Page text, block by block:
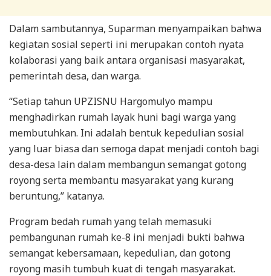
Dalam sambutannya, Suparman menyampaikan bahwa
kegiatan sosial seperti ini merupakan contoh nyata
kolaborasi yang baik antara organisasi masyarakat,
pemerintah desa, dan warga.
“Setiap tahun UPZISNU Hargomulyo mampu
menghadirkan rumah layak huni bagi warga yang
membutuhkan. Ini adalah bentuk kepedulian sosial
yang luar biasa dan semoga dapat menjadi contoh bagi
desa-desa lain dalam membangun semangat gotong
royong serta membantu masyarakat yang kurang
beruntung,” katanya.
Program bedah rumah yang telah memasuki
pembangunan rumah ke-8 ini menjadi bukti bahwa
semangat kebersamaan, kepedulian, dan gotong
royong masih tumbuh kuat di tengah masyarakat.